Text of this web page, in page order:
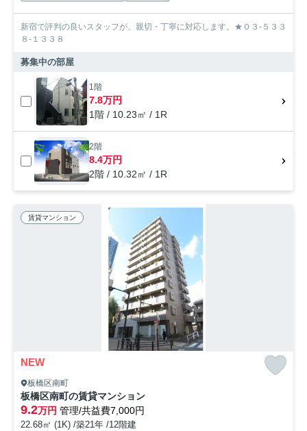
新宿で評判の良いスタッフが、親切・丁寧に対応します。★０３-５３３
８-１３３８
募集中の部屋
1階
7.8万円
1階 / 10.23㎡ / 1R
2階
8.4万円
2階 / 10.32㎡ / 1R
賃貸マンション
NEW
板橋区南町
板橋区南町の賃貸マンション
9.2万円 管理/共益費7,000円
22.68㎡ (1K) /築21年 /12階建